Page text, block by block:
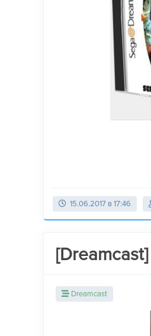
15.06.2017 в 17:46
Dreamcast